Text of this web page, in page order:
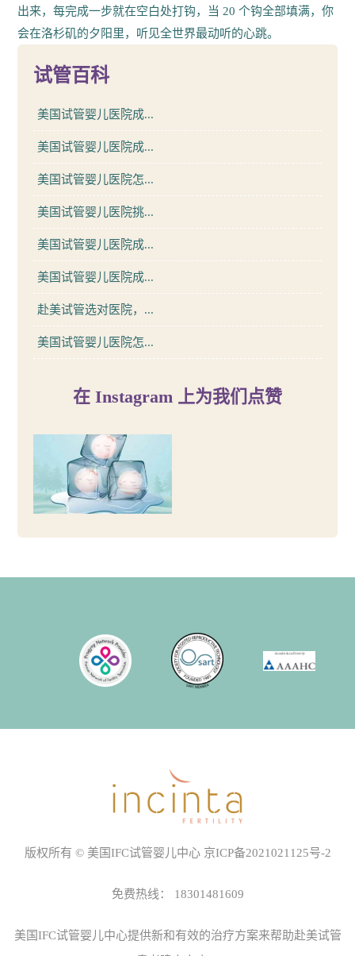
出来，每完成一步就在空白处打钩，当 20 个钩全部填满，你
会在洛杉矶的夕阳里，听见全世界最动听的心跳。
试管百科
美国试管婴儿医院成...
美国试管婴儿医院成...
美国试管婴儿医院怎...
美国试管婴儿医院挑...
美国试管婴儿医院成...
美国试管婴儿医院成...
赴美试管选对医院，...
美国试管婴儿医院怎...
在 Instagram 上为我们点赞
版权所有 © 美国IFC试管婴儿中心 京ICP备2021021125号-2
免费热线： 18301481609
美国IFC试管婴儿中心提供新和有效的治疗方案来帮助赴美试管